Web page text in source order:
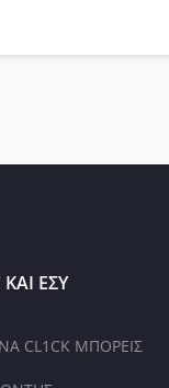
ΕΣΥ
CL1CK ΜΠΟΡΕΙΣ